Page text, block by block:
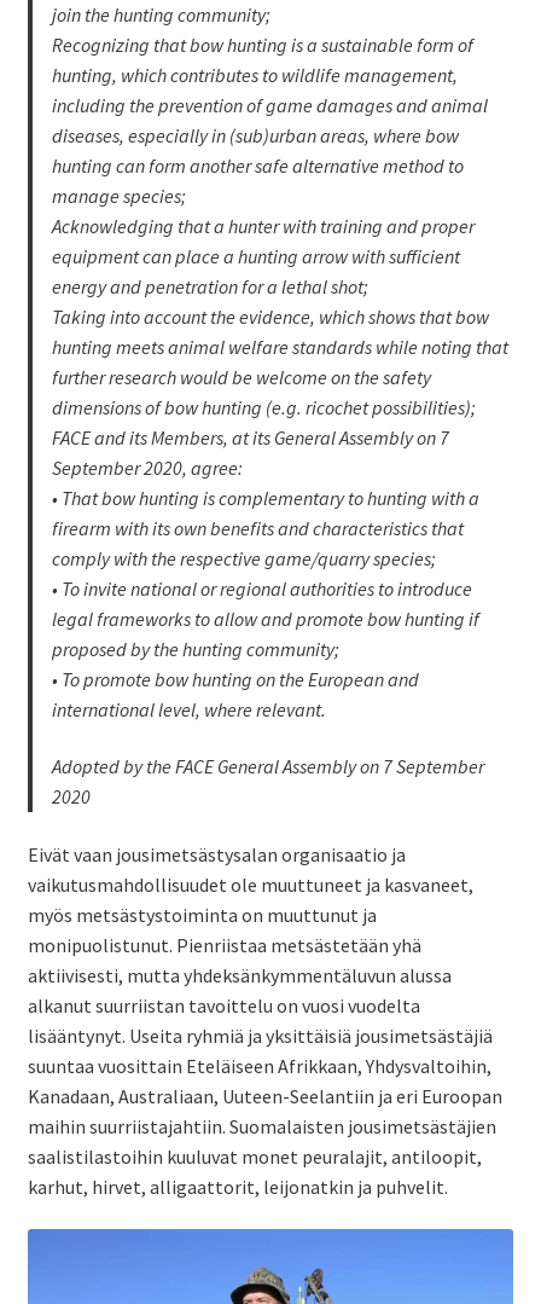
join the hunting community;
Recognizing that bow hunting is a sustainable form of
hunting, which contributes to wildlife management,
including the prevention of game damages and animal
diseases, especially in (sub)urban areas, where bow
hunting can form another safe alternative method to
manage species;
Acknowledging that a hunter with training and proper
equipment can place a hunting arrow with sufficient
energy and penetration for a lethal shot;
Taking into account the evidence, which shows that bow
hunting meets animal welfare standards while noting that
further research would be welcome on the safety
dimensions of bow hunting (e.g. ricochet possibilities);
FACE and its Members, at its General Assembly on 7
September 2020, agree:
• That bow hunting is complementary to hunting with a
firearm with its own benefits and characteristics that
comply with the respective game/quarry species;
• To invite national or regional authorities to introduce
legal frameworks to allow and promote bow hunting if
proposed by the hunting community;
• To promote bow hunting on the European and
international level, where relevant.
Adopted by the FACE General Assembly on 7 September
2020
Eivät vaan jousimetsästysalan organisaatio ja
vaikutusmahdollisuudet ole muuttuneet ja kasvaneet,
myös metsästystoiminta on muuttunut ja
monipuolistunut. Pienriistaa metsästetään yhä
aktiivisesti, mutta yhdeksänkymmentäluvun alussa
alkanut suurriistan tavoittelu on vuosi vuodelta
lisääntynyt. Useita ryhmiä ja yksittäisiä jousimetsästäjiä
suuntaa vuosittain Eteläiseen Afrikkaan, Yhdysvaltoihin,
Kanadaan, Australiaan, Uuteen-Seelantiin ja eri Euroopan
maihin suurriistajahtiin. Suomalaisten jousimetsästäjien
saalistilastoihin kuuluvat monet peuralajit, antiloopit,
karhut, hirvet, alligaattorit, leijonatkin ja puhvelit.